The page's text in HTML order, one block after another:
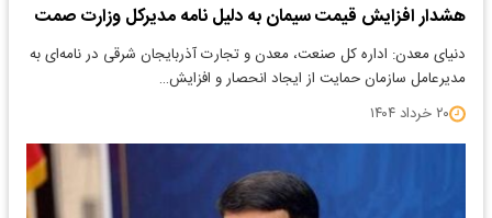
هشدار افزایش قیمت سیمان به دلیل نامه مدیرکل وزارت صمت
دنیای معدن: اداره کل صنعت، معدن و تجارت آذربایجان شرقی در نامه‌ای به
مدیرعامل سازمان حمایت از ایجاد انحصار و افزایش…
۲۰ خرداد ۱۴۰۴